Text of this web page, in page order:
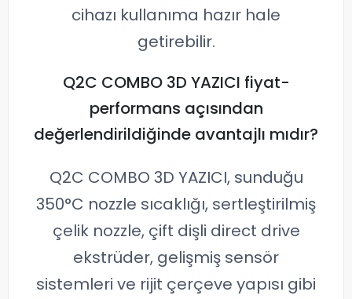
cihazı kullanıma hazır hale
getirebilir.
Q2C COMBO 3D YAZICI fiyat-
performans açısından
değerlendirildiğinde avantajlı mıdır?
Q2C COMBO 3D YAZICI, sunduğu
350°C nozzle sıcaklığı, sertleştirilmiş
çelik nozzle, çift dişli direct drive
ekstrüder, gelişmiş sensör
sistemleri ve rijit çerçeve yapısı gibi